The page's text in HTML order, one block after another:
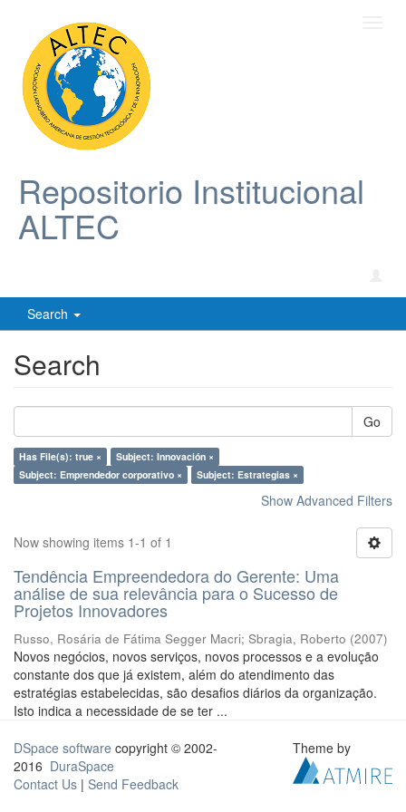
Repositorio Institucional
ALTEC
Search
Search
Go
Has File(s): true ×
Subject: Innovación ×
Subject: Emprendedor corporativo ×
Subject: Estrategias ×
Show Advanced Filters
Now showing items 1-1 of 1
Tendência Empreendedora do Gerente: Uma
análise de sua relevância para o Sucesso de
Projetos Innovadores
Russo, Rosária de Fátima Segger Macri; Sbragia, Roberto (2007)
Novos negócios, novos serviços, novos processos e a evolução
constante dos que já existem, além do atendimento das
estratégias estabelecidas, são desafios diários da organização.
Isto indica a necessidade de se ter ...
DSpace software copyright © 2002-
2016 DuraSpace
Contact Us | Send Feedback
Theme by